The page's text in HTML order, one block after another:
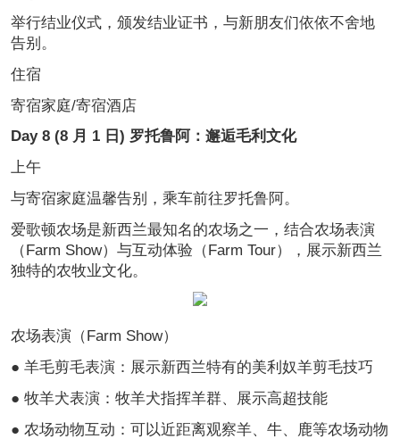
举行结业仪式，颁发结业证书，与新朋友们依依不舍地
告别。
住宿
寄宿家庭/寄宿酒店
Day 8 (8 月 1 日) 罗托鲁阿：邂逅毛利文化
上午
与寄宿家庭温馨告别，乘车前往罗托鲁阿。
爱歌顿农场是新西兰最知名的农场之一，结合农场表演
（Farm Show）与互动体验（Farm Tour），展示新西兰
独特的农牧业文化。
农场表演（Farm Show）
● 羊毛剪毛表演：展示新西兰特有的美利奴羊剪毛技巧
● 牧羊犬表演：牧羊犬指挥羊群、展示高超技能
● 农场动物互动：可以近距离观察羊、牛、鹿等农场动物